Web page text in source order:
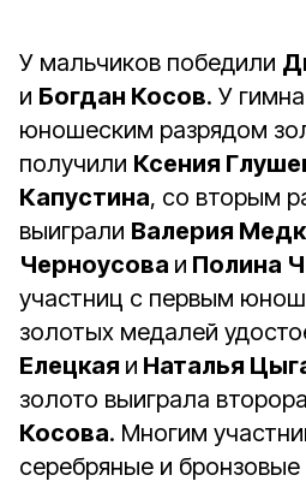
У мальчиков победили
и Богдан Косов. У
юношеским разрядом
получили Ксения
Капустина, со вторым
выиграли Валерия
Черноусова и Полина
участниц с первым
золотых медалей
Елецкая и Наталья
золото выиграла
Косова. Многим
серебряные и